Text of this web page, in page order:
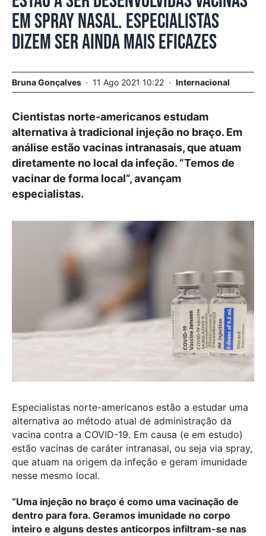
em spray nasal. Especialistas
dizem ser ainda mais eficazes
Bruna Gonçalves 11 Ago 2021 10:22 Internacional
Cientistas norte-americanos estudam
alternativa à tradicional injeção no braço. Em
análise estão vacinas intranasais, que atuam
diretamente no local da infeção. “Temos de
vacinar de forma local”, avançam
especialistas.
Especialistas norte-americanos estão a estudar uma
alternativa ao método atual de administração da
vacina contra a COVID-19. Em causa (e em estudo)
estão vacinas de caráter intranasal, ou seja via spray,
que atuam na origem da infeção e geram imunidade
nesse mesmo local.
“Uma injeção no braço é como uma vacinação de
dentro para fora. Geramos imunidade no corpo
inteiro e alguns destes anticorpos infiltram-se nas